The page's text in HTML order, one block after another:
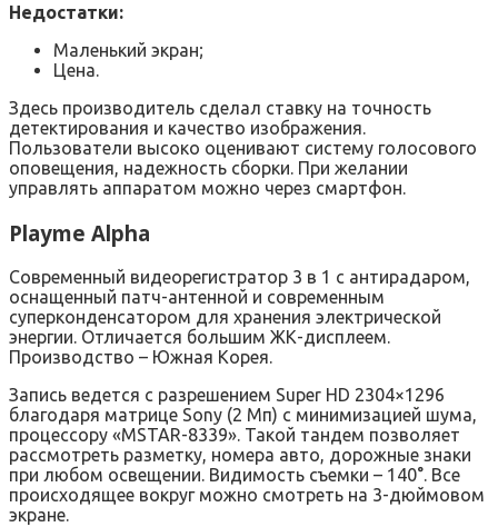
Недостатки:
Маленький экран;
Цена.
Здесь производитель сделал ставку на точность
детектирования и качество изображения.
Пользователи высоко оценивают систему голосового
оповещения, надежность сборки. При желании
управлять аппаратом можно через смартфон.
Playme Alpha
Современный видеорегистратор 3 в 1 с антирадаром,
оснащенный патч-антенной и современным
суперконденсатором для хранения электрической
энергии. Отличается большим ЖК-дисплеем.
Производство – Южная Корея.
Запись ведется с разрешением Super HD 2304×1296
благодаря матрице Sony (2 Мп) с минимизацией шума,
процессору «MSTAR-8339». Такой тандем позволяет
рассмотреть разметку, номера авто, дорожные знаки
при любом освещении. Видимость съемки – 140°. Все
происходящее вокруг можно смотреть на 3-дюймовом
экране.